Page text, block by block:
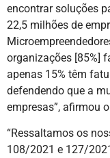
encontrar soluções
22,5 milhões de
organizações [85%]
apenas 15% têm
defendendo que a
empresas”, afirmou
“Ressaltamos os
108/2021 e 127/